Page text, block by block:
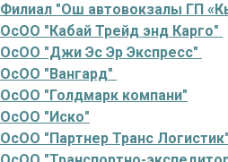
Филиал "Ош автовокзалы ГП
ОсОО "Кабай Трейд энд Карго"
ОсОО "Джи Эс Эр Экспресс"
ОсОО "Вангард"
ОсОО "Голдмарк компани"
ОсОО "Иско"
ОсОО "Партнер Транс Логистик"